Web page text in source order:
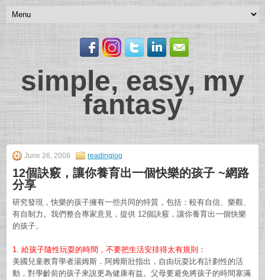
simple, easy, my
fantasy
June 26, 2008 readinglog
12個訣竅，讓你養育出一個快樂的孩子 ~網路
分享
研究發現，快樂的孩子擁有一些共同的特質，包括：較有自信、樂觀、
有自制力。我們整合專家意見，提供 12個訣竅，讓你養育出一個快樂
的孩子。
1. 給孩子隨性玩耍的時間，不要把生活安排得太有規則：
美國兒童教育學者湯姆斯．阿姆斯壯指出，自由玩耍比有計劃性的活
動，對學齡前的孩子來說更為健康有益。父母要避免將孩子的時間塞滿